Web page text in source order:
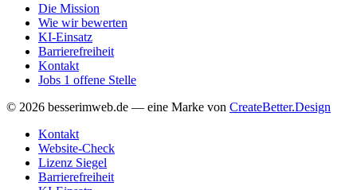
Die Mission
Wie wir bewerten
KI-Einsatz
Barrierefreiheit
Kontakt
Jobs 1 offene Stelle
© 2026 besserimweb.de — eine Marke von CreateBetter.Design
Kontakt
Website-Check
Lizenz Siegel
Barrierefreiheit